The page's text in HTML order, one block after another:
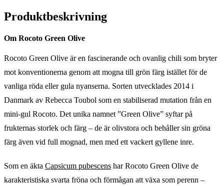
Produktbeskrivning
Om Rocoto Green Olive
Rocoto Green Olive är en fascinerande och ovanlig chili som bryter
mot konventionerna genom att mogna till grön färg istället för de
vanliga röda eller gula nyanserna. Sorten utvecklades 2014 i
Danmark av Rebecca Toubol som en stabiliserad mutation från en
mini-gul Rocoto. Det unika namnet ”Green Olive” syftar på
frukternas storlek och färg – de är olivstora och behåller sin gröna
färg även vid full mognad, men med ett vackert gyllene inre.
Som en äkta Capsicum pubescens har Rocoto Green Olive de
karakteristiska svarta fröna och förmågan att växa som perenn –